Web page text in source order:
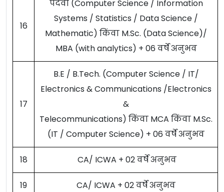
16
पदवी (Computer Science / Information
Systems / Statistics / Data Science /
Mathematic) किंवा M.Sc. (Data Science)/
MBA (with analytics) + 06 वर्षे अनुभव
17
B.E / B.Tech. (Computer Science / IT/
Electronics & Communications /Electronics
&
Telecommunications) किंवा MCA किंवा M.Sc.
(IT / Computer Science) + 06 वर्षे अनुभव
18 CA/ ICWA + 02 वर्षे अनुभव
19 CA/ ICWA + 02 वर्षे अनुभव